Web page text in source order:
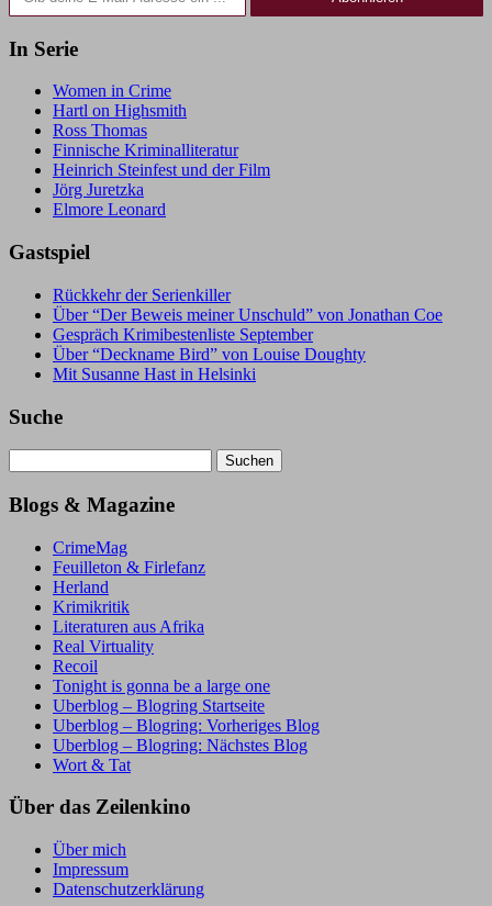
In Serie
Women in Crime
Hartl on Highsmith
Ross Thomas
Finnische Kriminalliteratur
Heinrich Steinfest und der Film
Jörg Juretzka
Elmore Leonard
Gastspiel
Rückkehr der Serienkiller
Über “Der Beweis meiner Unschuld” von Jonathan Coe
Gespräch Krimibestenliste September
Über “Deckname Bird” von Louise Doughty
Mit Susanne Hast in Helsinki
Suche
nach:
Blogs & Magazine
CrimeMag
Feuilleton & Firlefanz
Herland
Krimikritik
Literaturen aus Afrika
Real Virtuality
Recoil
Tonight is gonna be a large one
Uberblog – Blogring Startseite
Uberblog – Blogring: Vorheriges Blog
Uberblog – Blogring: Nächstes Blog
Wort & Tat
Über das Zeilenkino
Über mich
Impressum
Datenschutzerklärung